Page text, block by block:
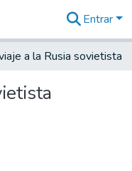
Entrar
a la Rusia sovietista